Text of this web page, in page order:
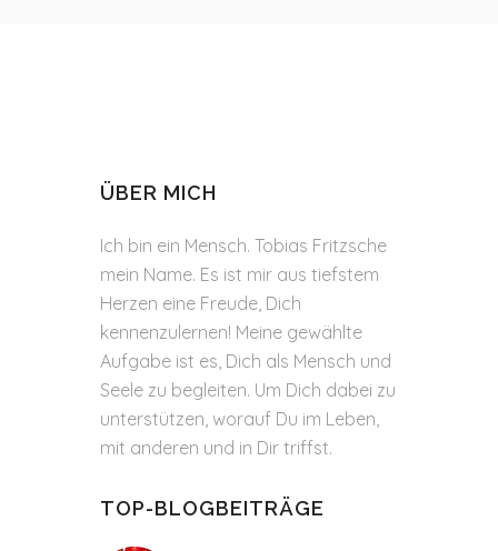
ÜBER MICH
Ich bin ein Mensch. Tobias Fritzsche
mein Name. Es ist mir aus tiefstem
Herzen eine Freude, Dich
kennenzulernen! Meine gewählte
Aufgabe ist es, Dich als Mensch und
Seele zu begleiten. Um Dich dabei zu
unterstützen, worauf Du im Leben,
mit anderen und in Dir triffst.
TOP-BLOGBEITRÄGE